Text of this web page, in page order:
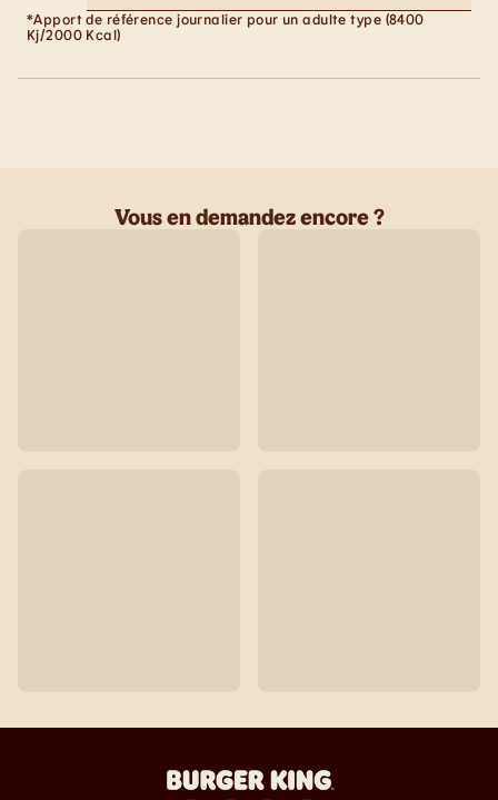
*Apport de référence journalier pour un adulte type (8400
Kj/2000 Kcal)
Vous en demandez encore ?